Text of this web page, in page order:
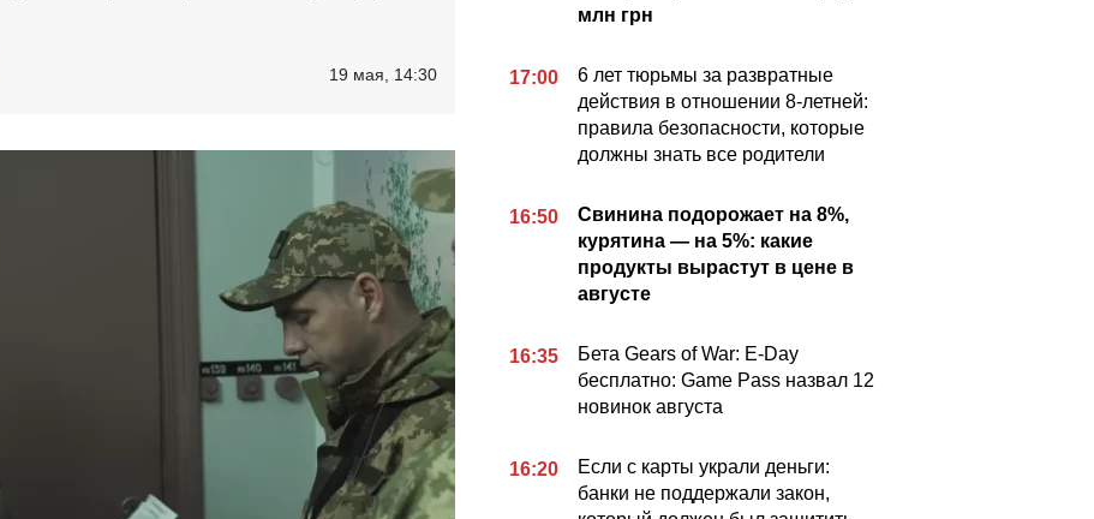
19 мая, 14:30
млн грн
17:00
6 лет тюрьмы за развратные
действия в отношении 8-летней:
правила безопасности, которые
должны знать все родители
16:50
Свинина подорожает на 8%,
курятина — на 5%: какие
продукты вырастут в цене в
августе
16:35
Бета Gears of War: E-Day
бесплатно: Game Pass назвал 12
новинок августа
16:20
Если с карты украли деньги:
банки не поддержали закон,